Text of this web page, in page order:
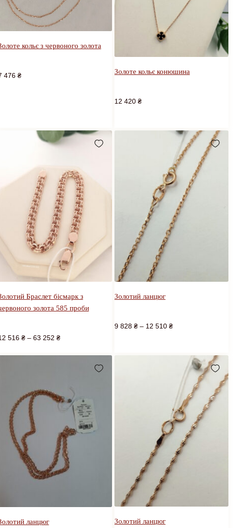
кольє з червоного золота
476 ₴ Золоте кольє конюшина
12 420 ₴
Браслет бісмарк з
золота 585 проби
516 ₴– 63 252 ₴
Золотий ланцюг
9 828 ₴– 12 510 ₴
ланцюг Золотий ланцюг